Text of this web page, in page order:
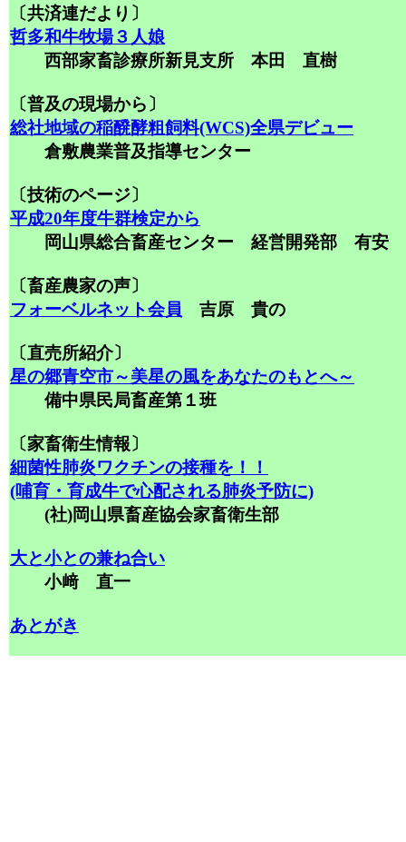
〔共済連だより〕
哲多和牛牧場３人娘
西部家畜診療所新見支所 本田 直樹
〔普及の現場から〕
総社地域の稲醗酵粗飼料(WCS)全県デビュー
倉敷農業普及指導センター
〔技術のページ〕
平成20年度牛群検定から
岡山県総合畜産センター 経営開発部 有安
〔畜産農家の声〕
フォーベルネット会員 吉原 貴の
〔直売所紹介〕
星の郷青空市～美星の風をあなたのもとへ～
備中県民局畜産第１班
〔家畜衛生情報〕
細菌性肺炎ワクチンの接種を！！
(哺育・育成牛で心配される肺炎予防に)
(社)岡山県畜産協会家畜衛生部
大と小との兼ね合い
小﨑 直一
あとがき